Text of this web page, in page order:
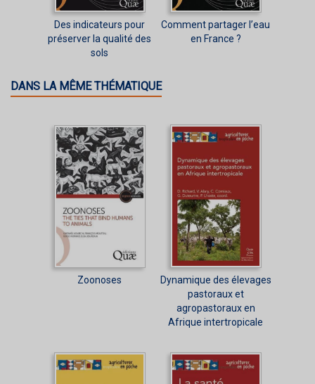
Des indicateurs pour
préserver la qualité des
sols
Comment partager l’eau
en France ?
DANS LA MÊME THÉMATIQUE
Zoonoses
Dynamique des élevages
pastoraux et
agropastoraux en
Afrique intertropicale